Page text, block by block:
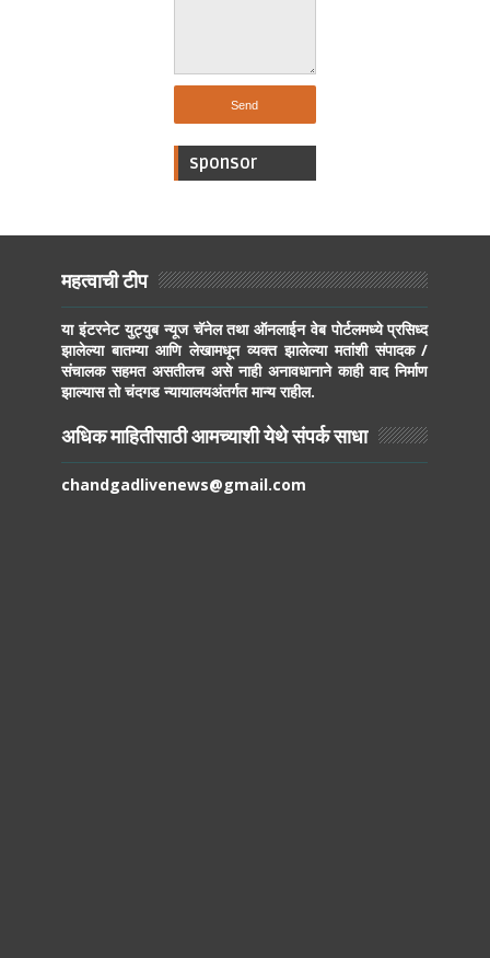
sponsor
महत्वाची टीप
या इंटरनेट युट्युब न्यूज चॅनेल तथा ऑनलाईन वेब पोर्टलमध्ये प्रसिध्द
झालेल्या बातम्या आणि लेखामधून व्यक्त झालेल्या मतांशी संपादक /
संचालक सहमत असतीलच असे नाही अनावधानाने काही वाद निर्माण
झाल्यास तो चंदगड न्यायालयअंतर्गत मान्य राहील.
अधिक माहितीसाठी आमच्याशी येथे संपर्क साधा
chandgadlivenews@gmail.com